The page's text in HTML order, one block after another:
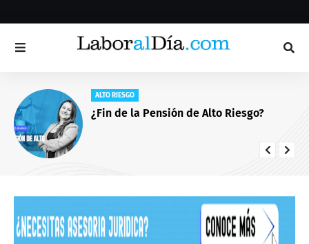
JUAN SEBASTIAN LOPEZ JIMENEZ
Consejos para iniciar el año judicial